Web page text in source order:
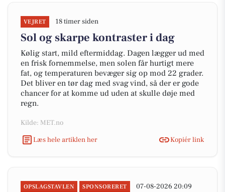
VEJRET 18 timer siden
Sol og skarpe kontraster i dag
Kølig start, mild eftermiddag. Dagen lægger ud med
en frisk fornemmelse, men solen får hurtigt mere
fat, og temperaturen bevæger sig op mod 22 grader.
Det bliver en tør dag med svag vind, så der er gode
chancer for at komme ud uden at skulle døje med
regn.
Kilde: MET.no
Læs hele artiklen her
Kopiér link
OPSLAGSTAVLEN SPONSORERET 07-08-2026 20:09